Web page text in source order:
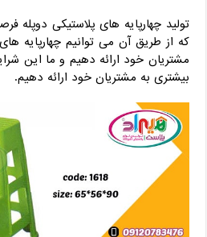
تولید چهارپایه های پلاستیکی دوپله
که از طریق آن می توانیم چهارپایه
مشتریان خود ارائه دهیم و ما این
بیشتری به مشتریان خود ارائه دهیم.